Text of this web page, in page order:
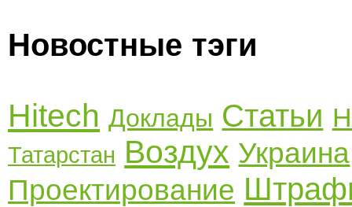
Новостные тэги
Hitech Доклады Статьи
Татарстан Воздух Украина
Проектирование